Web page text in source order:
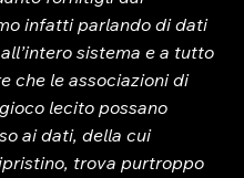
infatti parlando di dati
sistema e a tutto
che le associazioni di
lecito possano
ai dati, della cui
trova purtroppo